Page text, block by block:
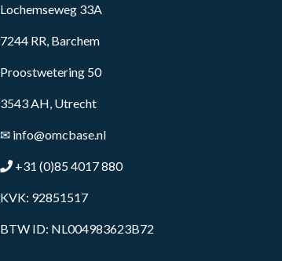
Lochemseweg 33A
7244 RR, Barchem
Proostwetering 50
3543 AH, Utrecht
✉ info@omcbase.nl
+31 (0)85 4017 880
KVK: 92851517
BTW ID: NL004983623B72